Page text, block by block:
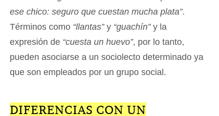
ese chico: seguro que cuestan mucha plata”.
Términos como “llantas”y “guachín”y la
expresión de “cuesta un huevo”, por lo tanto,
pueden asociarse a un sociolecto determinado ya
que son empleados por un grupo social.
DIFERENCIAS CON UN